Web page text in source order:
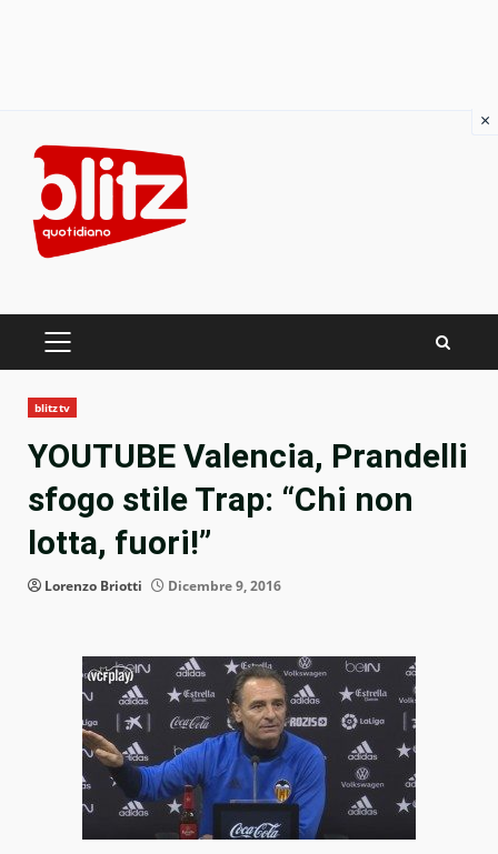
content
PRIMARY
blitztv
YOUTUBE Valencia, Prandelli
sfogo stile Trap: “Chi non
lotta, fuori!”
Lorenzo Briotti Dicembre 9, 2016
×